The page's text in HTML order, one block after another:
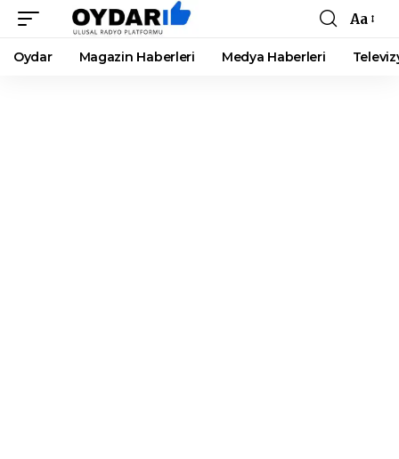
Font
Resizer
Aa
Oydar Magazin Haberleri Medya Haberleri